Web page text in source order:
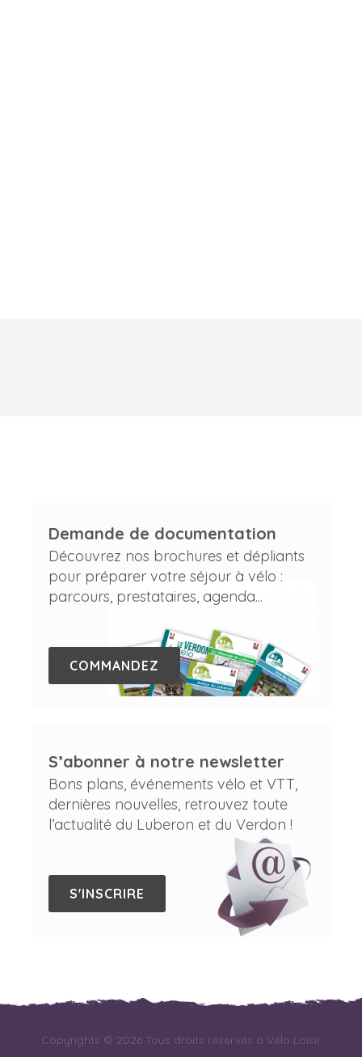
Demande de documentation
Découvrez nos brochures et dépliants
pour préparer votre séjour à vélo :
parcours, prestataires, agenda...
COMMANDEZ
S’abonner à notre newsletter
Bons plans, événements vélo et VTT,
dernières nouvelles, retrouvez toute
l’actualité du Luberon et du Verdon !
S'INSCRIRE
Copyrights © 2026 Tous droits réservés à Vélo Loisir